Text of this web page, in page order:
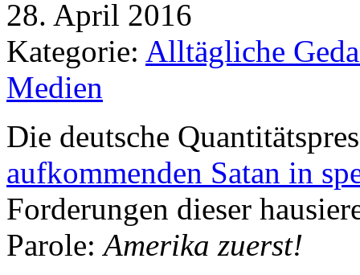
28. April 2016
Kategorie: Alltägliche
Medien
Die deutsche
aufkommenden Satan in
Forderungen dieser
Parole:Amerika zuerst!